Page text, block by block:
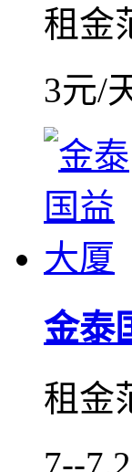
租金
3元/
金泰
租金